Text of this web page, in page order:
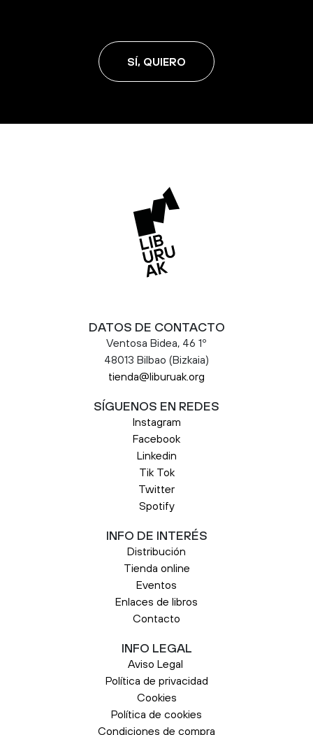
SÍ, QUIERO
DATOS DE CONTACTO
Ventosa Bidea, 46 1º
48013 Bilbao (Bizkaia)
tienda@liburuak.org
SÍGUENOS EN REDES
Instagram
Facebook
Linkedin
Tik Tok
Twitter
Spotify
INFO DE INTERÉS
Distribución
Tienda online
Eventos
Enlaces de libros
Contacto
INFO LEGAL
Aviso Legal
Política de privacidad
Cookies
Política de cookies
Condiciones de compra